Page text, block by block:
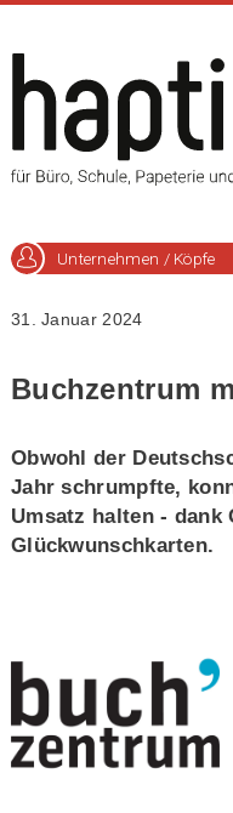
Unternehmen / Köpfe
31. Januar 2024
Buchzentrum
Obwohl der
Jahr schrumpfte,
Umsatz halten - dank
Glückwunschkarten.